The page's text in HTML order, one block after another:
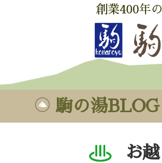
創業400年
駒の湯BLOG
お